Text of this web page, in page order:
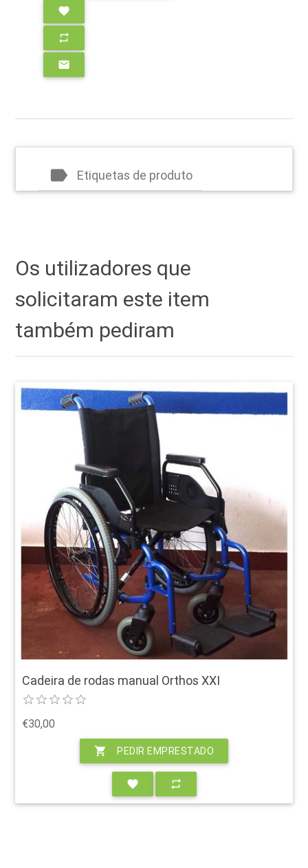
favorite
repeat
email
label Etiquetas de produto
Os utilizadores que
solicitaram este item
também pediram
Cadeira de rodas manual Orthos XXI
€30,00
shopping_cart PEDIR EMPRESTADO
favorite repeat